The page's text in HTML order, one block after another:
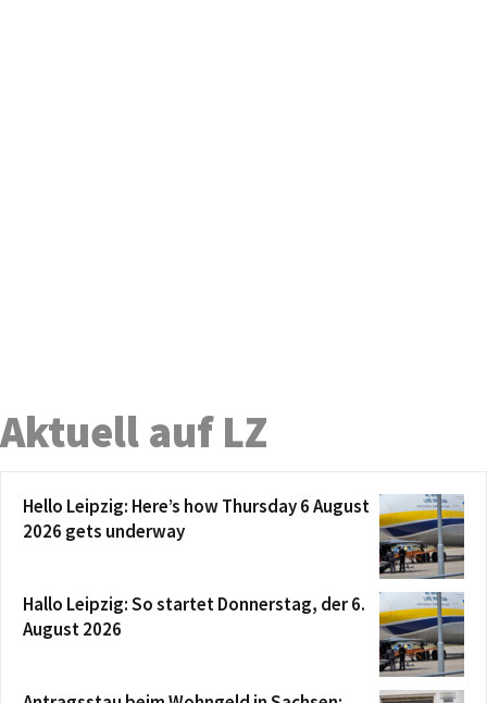
Aktuell auf LZ
Hello Leipzig: Here’s how Thursday 6 August
2026 gets underway
Hallo Leipzig: So startet Donnerstag, der 6.
August 2026